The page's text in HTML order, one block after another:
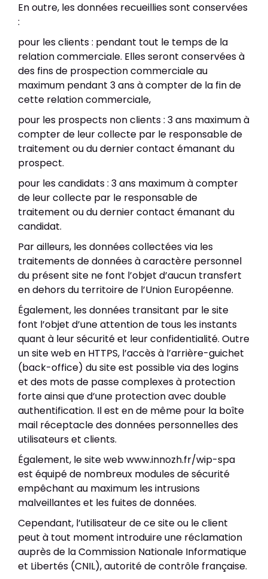
En outre, les données recueillies sont conservées
:
pour les clients : pendant tout le temps de la
relation commerciale. Elles seront conservées à
des fins de prospection commerciale au
maximum pendant 3 ans à compter de la fin de
cette relation commerciale,
pour les prospects non clients : 3 ans maximum à
compter de leur collecte par le responsable de
traitement ou du dernier contact émanant du
prospect.
pour les candidats : 3 ans maximum à compter
de leur collecte par le responsable de
traitement ou du dernier contact émanant du
candidat.
Par ailleurs, les données collectées via les
traitements de données à caractère personnel
du présent site ne font l’objet d’aucun transfert
en dehors du territoire de l’Union Européenne.
Également, les données transitant par le site
font l’objet d’une attention de tous les instants
quant à leur sécurité et leur confidentialité. Outre
un site web en HTTPS, l’accès à l’arrière-guichet
(back-office) du site est possible via des logins
et des mots de passe complexes à protection
forte ainsi que d’une protection avec double
authentification. Il est en de même pour la boîte
mail réceptacle des données personnelles des
utilisateurs et clients.
Également, le site web www.innozh.fr/wip-spa
est équipé de nombreux modules de sécurité
empêchant au maximum les intrusions
malveillantes et les fuites de données.
Cependant, l’utilisateur de ce site ou le client
peut à tout moment introduire une réclamation
auprès de la Commission Nationale Informatique
et Libertés (CNIL), autorité de contrôle française.